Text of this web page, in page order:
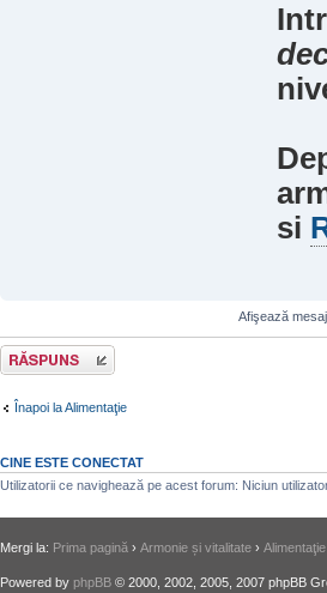
si
Afişează
Răspunde
Înapoi la Alimentaţie
CINE ESTE CONECTAT
Utilizatorii ce navighează pe acest forum: Niciun
Mergi la: Prima pagină › Armonie și vitalitate › Alimentaţie
Powered by phpBB © 2000, 2002, 2005, 2007 phpBB